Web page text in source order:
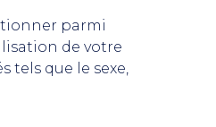
parmi
de votre
tels que le sexe,